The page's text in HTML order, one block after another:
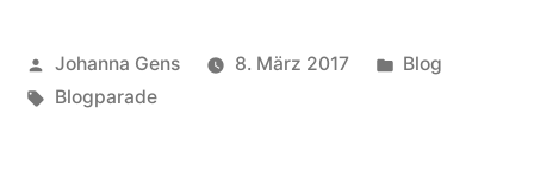
Blogparade
„Digitale
Veröffentlicht
von
Johanna Gens 8. März 2017
Veröffentlicht
Blog
Schlagwörter:
Blogparade